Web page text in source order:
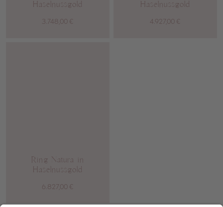
Haselnussgold
3.748,00 €
Haselnussgold
4.927,00 €
Ring Natura in
Haselnussgold
6.827,00 €